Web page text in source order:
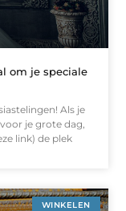
om je speciale
Als je
je grote dag,
link) de plek
WINKELEN